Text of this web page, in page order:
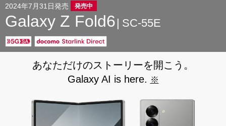
2024年7月31日発売
発売中
Galaxy Z Fold6 SC-55E
あなただけのストーリーを開こう。
Galaxy AI is here. ※